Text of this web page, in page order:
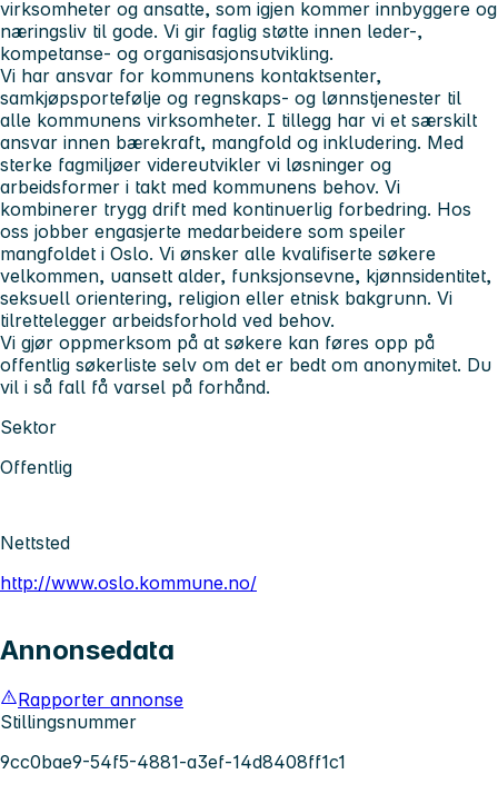
virksomheter og ansatte, som igjen kommer innbyggere og
næringsliv til gode. Vi gir faglig støtte innen leder-,
kompetanse- og organisasjonsutvikling.
Vi har ansvar for kommunens kontaktsenter,
samkjøpsportefølje og regnskaps- og lønnstjenester til
alle kommunens virksomheter. I tillegg har vi et særskilt
ansvar innen bærekraft, mangfold og inkludering. Med
sterke fagmiljøer videreutvikler vi løsninger og
arbeidsformer i takt med kommunens behov. Vi
kombinerer trygg drift med kontinuerlig forbedring. Hos
oss jobber engasjerte medarbeidere som speiler
mangfoldet i Oslo. Vi ønsker alle kvalifiserte søkere
velkommen, uansett alder, funksjonsevne, kjønnsidentitet,
seksuell orientering, religion eller etnisk bakgrunn. Vi
tilrettelegger arbeidsforhold ved behov.
Vi gjør oppmerksom på at søkere kan føres opp på
offentlig søkerliste selv om det er bedt om anonymitet. Du
vil i så fall få varsel på forhånd.
Sektor
Offentlig
Nettsted
http://www.oslo.kommune.no/
Annonsedata
Rapporter annonse
Stillingsnummer
9cc0bae9-54f5-4881-a3ef-14d8408ff1c1